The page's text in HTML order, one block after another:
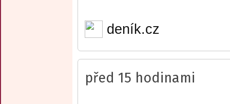
deník.cz
před 15 hodinami